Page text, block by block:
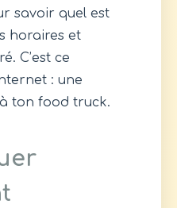
savoir quel est
horaires et
C’est ce
: une
ton food truck.